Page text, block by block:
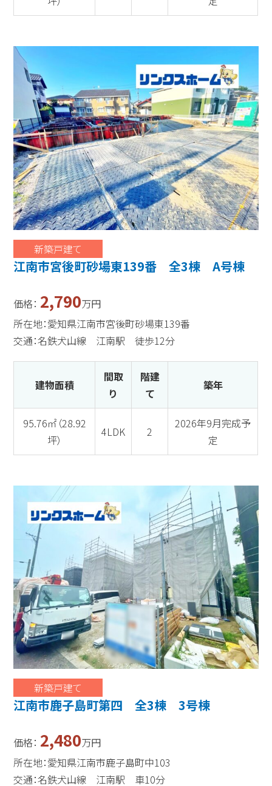
新築戸建て
江南市宮後町砂場東139番 全3棟 A号棟
価格： 2,790万円
所在地：愛知県江南市宮後町砂場東139番
交通：名鉄犬山線 江南駅 徒歩12分
建物面積
間取
り
階建
て
築年
95.76㎡（28.92
坪）
4LDK 2
2026年9月完成予
定
新築戸建て
江南市鹿子島町第四 全3棟 3号棟
価格： 2,480万円
所在地：愛知県江南市鹿子島町中103
交通：名鉄犬山線 江南駅 車10分